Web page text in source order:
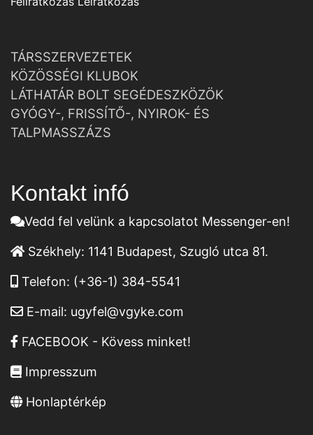
TÁRSSZERVEZETEK
KÖZÖSSÉGI KLUBOK
LÁTHATÁR BOLT SEGÉDESZKÖZÖK
GYÓGY-, FRISSÍTŐ-, NYIROK- ÉS
TALPMASSZÁZS
Kontakt infó
Vedd fel velünk a kapcsolatot Messenger-en!
Székhely: 1141 Budapest, Szugló utca 81.
Telefon: (+36-1) 384-5541
E-mail: ugyfel@vgyke.com
FACEBOOK - Kövess minket!
Impresszum
Honlaptérkép